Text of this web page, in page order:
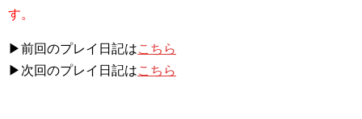
す。
▶前回のプレイ日記はこちら
▶次回のプレイ日記はこちら